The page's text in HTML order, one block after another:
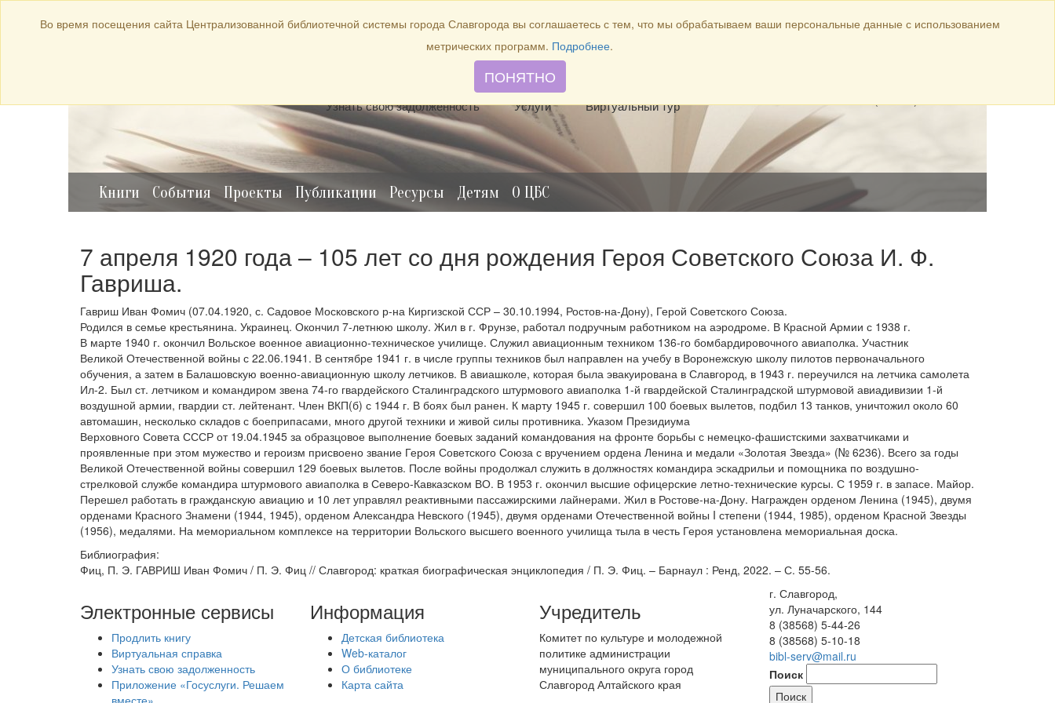
bibl-serv@mail.ru
Отзывы и предложения
Узнать свою задолженность Услуги Виртуальный тур
Официальные материалы
Книги События Проекты Публикации Ресурсы Детям О ЦБС
7 апреля 1920 года – 105 лет со дня рождения Героя Советского Союза И. Ф.
Гавриша.
Гавриш Иван Фомич (07.04.1920, с. Садовое Московского р-на Киргизской ССР – 30.10.1994, Ростов-на-Дону), Герой Советского Союза.
Родился в семье крестьянина. Украинец. Окончил 7-летнюю школу. Жил в г. Фрунзе, работал подручным работником на аэродроме. В Красной Армии с 1938 г.
В марте 1940 г. окончил Вольское военное авиационно-техническое училище. Служил авиационным техником 136-го бомбардировочного авиаполка. Участник
Великой Отечественной войны с 22.06.1941. В сентябре 1941 г. в числе группы техников был направлен на учебу в Воронежскую школу пилотов первоначального
обучения, а затем в Балашовскую военно-авиационную школу летчиков. В авиашколе, которая была эвакуирована в Славгород, в 1943 г. переучился на летчика самолета
Ил-2. Был ст. летчиком и командиром звена 74-го гвардейского Сталинградского штурмового авиаполка 1-й гвардейской Сталинградской штурмовой авиадивизии 1-й
воздушной армии, гвардии ст. лейтенант. Член ВКП(б) с 1944 г. В боях был ранен. К марту 1945 г. совершил 100 боевых вылетов, подбил 13 танков, уничтожил около 60
автомашин, несколько складов с боеприпасами, много другой техники и живой силы противника. Указом Президиума
Верховного Совета СССР от 19.04.1945 за образцовое выполнение боевых заданий командования на фронте борьбы с немецко-фашистскими захватчиками и
проявленные при этом мужество и героизм присвоено звание Героя Советского Союза с вручением ордена Ленина и медали «Золотая Звезда» (№ 6236). Всего за годы
Великой Отечественной войны совершил 129 боевых вылетов. После войны продолжал служить в должностях командира эскадрильи и помощника по воздушно-
стрелковой службе командира штурмового авиаполка в Северо-Кавказском ВО. В 1953 г. окончил высшие офицерские летно-технические курсы. С 1959 г. в запасе. Майор.
Перешел работать в гражданскую авиацию и 10 лет управлял реактивными пассажирскими лайнерами. Жил в Ростове-на-Дону. Награжден орденом Ленина (1945), двумя
орденами Красного Знамени (1944, 1945), орденом Александра Невского (1945), двумя орденами Отечественной войны I степени (1944, 1985), орденом Красной Звезды
(1956), медалями. На мемориальном комплексе на территории Вольского высшего военного училища тыла в честь Героя установлена мемориальная доска.
Библиография:
Фиц, П. Э. ГАВРИШ Иван Фомич / П. Э. Фиц // Славгород: краткая биографическая энциклопедия / П. Э. Фиц. – Барнаул : Ренд, 2022. – С. 55-56.
Электронные сервисы
Продлить книгу
Виртуальная справка
Узнать свою задолженность
Приложение «Госуслуги. Решаем
вместе»
Информация
Детская библиотека
Web-каталог
О библиотеке
Карта сайта
Учредитель
Комитет по культуре и молодежной
политике администрации
муниципального округа город
Славгород Алтайского края
г. Славгород,
ул. Луначарского, 144
8 (38568) 5-44-26
8 (38568) 5-10-18
bibl-serv@mail.ru
Поиск
Во время посещения сайта Централизованной библиотечной системы города Славгорода вы соглашаетесь с тем, что мы обрабатываем ваши персональные данные с использованием
метрических программ. Подробнее.
ПОНЯТНО